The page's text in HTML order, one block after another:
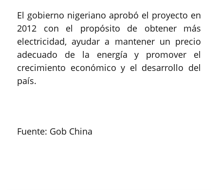
El gobierno nigeriano aprobó el proyecto en
2012 con el propósito de obtener más
electricidad, ayudar a mantener un precio
adecuado de la energía y promover el
crecimiento económico y el desarrollo del
país.
Fuente: Gob China